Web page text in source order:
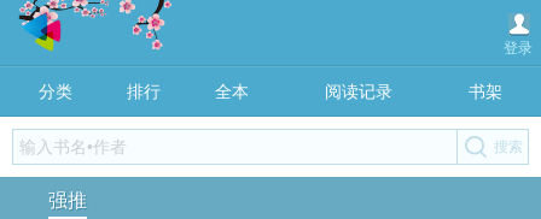
登录
分类 排行 全本 阅读记录 书架
强推